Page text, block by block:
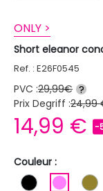
ONLY >
Short eleanor
Ref. : E26F0545
PVC :29,99€ ?
Prix Degriff :24,99
14,99 € -
Couleur :
NOIR ROSE